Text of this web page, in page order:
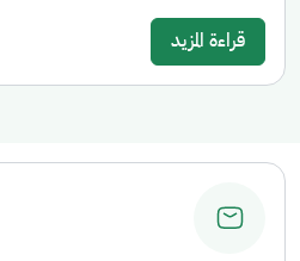
قراءة المزيد